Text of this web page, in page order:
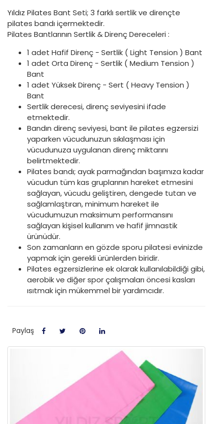
Yıldız Pilates Bant Seti; 3 farklı sertlik ve dirençte
pilates bandı içermektedir.
Pilates Bantlarının Sertlik & Direnç Dereceleri :
1 adet Hafif Direnç - Sertlik ( Light Tension ) Bant
1 adet Orta Direnç - Sertlik ( Medium Tension )
Bant
1 adet Yüksek Direnç - Sert ( Heavy Tension )
Bant
Sertlik derecesi, direnç seviyesini ifade
etmektedir.
Bandın direnç seviyesi, bant ile pilates egzersizi
yaparken vücudunuzun sıkılaşması için
vücudunuza uygulanan direnç miktarını
belirtmektedir.
Pilates bandı; ayak parmağından başımıza kadar
vücudun tüm kas gruplarının hareket etmesini
sağlayan, vücudu geliştiren, dengede tutan ve
sağlamlaştıran, minimum hareket ile
vücudumuzun maksimum performansını
sağlayan kişisel kullanım ve hafif jimnastik
ürünüdür.
Son zamanların en gözde sporu pilatesi evinizde
yapmak için gerekli ürünlerden biridir.
Pilates egzersizlerine ek olarak kullanılabildiği gibi,
aerobik ve diğer spor çalışmaları öncesi kasları
ısıtmak için mükemmel bir yardımcıdır.
Paylaş